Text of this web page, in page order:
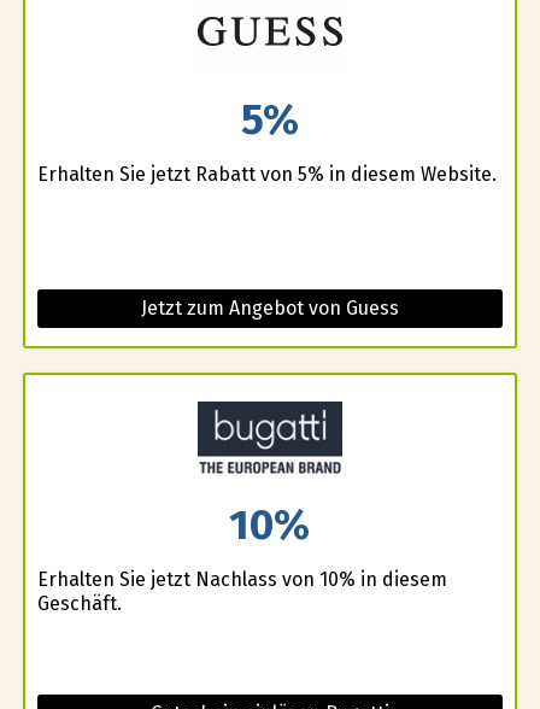
5%
Erhalten Sie jetzt Rabatt von 5% in diesem Website.
Jetzt zum Angebot von Guess
10%
Erhalten Sie jetzt Nachlass von 10% in diesem
Geschäft.